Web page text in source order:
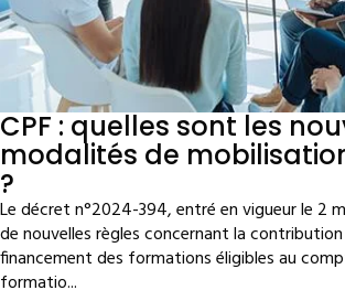
CPF : quelles sont les
modalités de
?
Le décret n°2024-394, entré en vigueur le 2
de nouvelles règles concernant la
financement des formations éligibles au
formatio...